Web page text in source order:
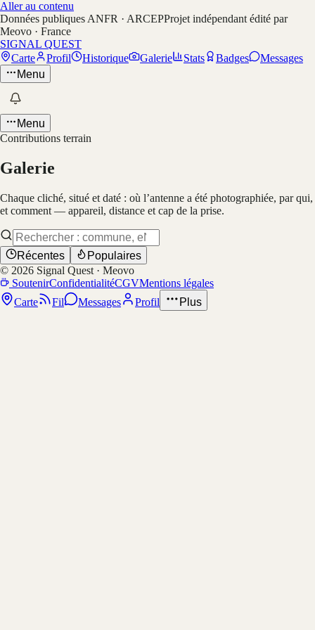
Aller au contenu
Données publiques ANFR · ARCEPProjet indépendant édité par
Meovo · France
SIGNAL QUEST
Carte
Profil Historique Galerie Stats Badges
Messages
Menu
Menu
Contributions terrain
Galerie
Chaque cliché, situé et daté : où l’antenne a été photographiée, par qui,
et comment — appareil, distance et cap de la prise.
Récentes
Populaires
© 2026 Signal Quest · Meovo
SoutenirConfidentialitéCGVMentions légales
Carte
Fil Messages Profil Plus